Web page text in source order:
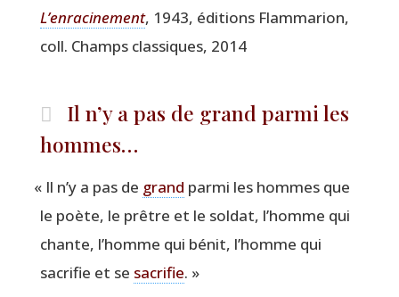
L’enracinement, 1943, édi­tions Flam­ma­rion,
coll. Champs clas­siques, 2014
Il n’y a pas de grand parmi les
hommes…
« Il n’y a pas de grand par­mi les hommes que
le poète, le prêtre et le sol­dat, l’homme qui
chante, l’homme qui bénit, l’homme qui
sacri­fie et se sacri­fie. »